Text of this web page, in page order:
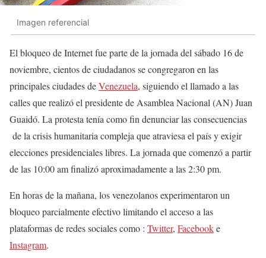
Imagen referencial
El bloqueo de Internet fue parte de la jornada del sábado 16 de
noviembre, cientos de ciudadanos se congregaron en las
principales ciudades deVenezuela, siguiendo el llamado a las
calles que realizó el presidente de Asamblea Nacional (AN) Juan
Guaidó. La protesta tenía como fin denunciar las consecuencias
de la crisis humanitaria compleja que atraviesa el país y exigir
elecciones presidenciales libres. La jornada que comenzó a partir
de las 10:00 am finalizó aproximadamente a las 2:30 pm.
En horas de la mañana, los venezolanos experimentaron un
bloqueo parcialmente efectivo limitando el acceso a las
plataformas de redes sociales como : Twitter, Facebooke
Instagram.